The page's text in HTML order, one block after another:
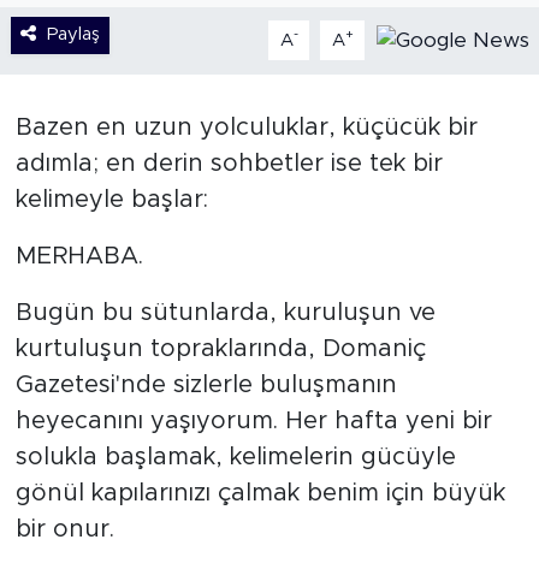
Paylaş A- A+
Bazen en uzun yolculuklar, küçücük bir
adımla; en derin sohbetler ise tek bir
kelimeyle başlar:
MERHABA.
Bugün bu sütunlarda, kuruluşun ve
kurtuluşun topraklarında, Domaniç
Gazetesi'nde sizlerle buluşmanın
heyecanını yaşıyorum. Her hafta yeni bir
solukla başlamak, kelimelerin gücüyle
gönül kapılarınızı çalmak benim için büyük
bir onur.